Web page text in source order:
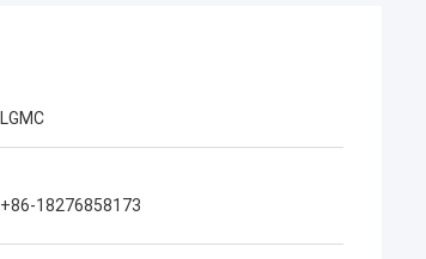
LGMC
+86-18276858173